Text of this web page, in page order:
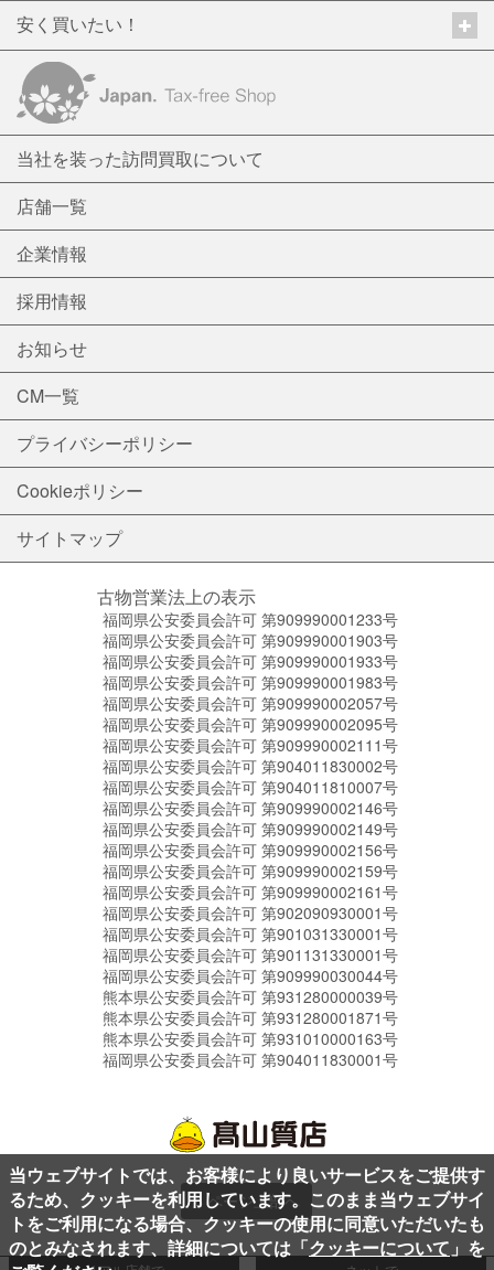
安く買いたい！
当社を装った訪問買取について
店舗一覧
企業情報
採用情報
お知らせ
CM一覧
プライバシーポリシー
Cookieポリシー
サイトマップ
古物営業法上の表示
福岡県公安委員会許可 第909990001233号
福岡県公安委員会許可 第909990001903号
福岡県公安委員会許可 第909990001933号
福岡県公安委員会許可 第909990001983号
福岡県公安委員会許可 第909990002057号
福岡県公安委員会許可 第909990002095号
福岡県公安委員会許可 第909990002111号
福岡県公安委員会許可 第904011830002号
福岡県公安委員会許可 第904011810007号
福岡県公安委員会許可 第909990002146号
福岡県公安委員会許可 第909990002149号
福岡県公安委員会許可 第909990002156号
福岡県公安委員会許可 第909990002159号
福岡県公安委員会許可 第909990002161号
福岡県公安委員会許可 第902090930001号
福岡県公安委員会許可 第901031330001号
福岡県公安委員会許可 第901131330001号
福岡県公安委員会許可 第909990030044号
熊本県公安委員会許可 第931280000039号
熊本県公安委員会許可 第931280001871号
熊本県公安委員会許可 第931010000163号
福岡県公安委員会許可 第904011830001号
ページ上部へ
当ウェブサイトでは、お客様により良いサービスをご提供す
るため、クッキーを利用しています。このまま当ウェブサイ
トをご利用になる場合、クッキーの使用に同意いただいたも
のとみなされます、詳細については「クッキーについて 」を